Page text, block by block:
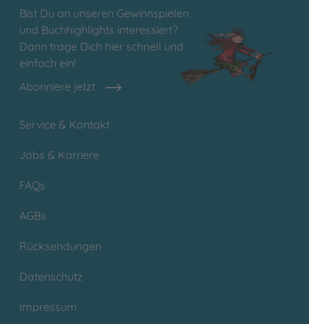
Bist Du an unseren Gewinnspielen
und Buchhighlights interessiert?
Dann trage Dich hier schnell und
einfach ein!
Abonniere jetzt
Service & Kontakt
Jobs & Karriere
FAQs
AGBs
Rücksendungen
Datenschutz
Impressum